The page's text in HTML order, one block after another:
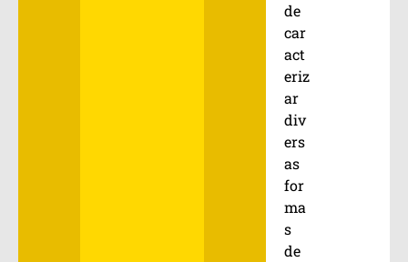
de
car
act
eriz
ar
div
ers
as
for
ma
s
de